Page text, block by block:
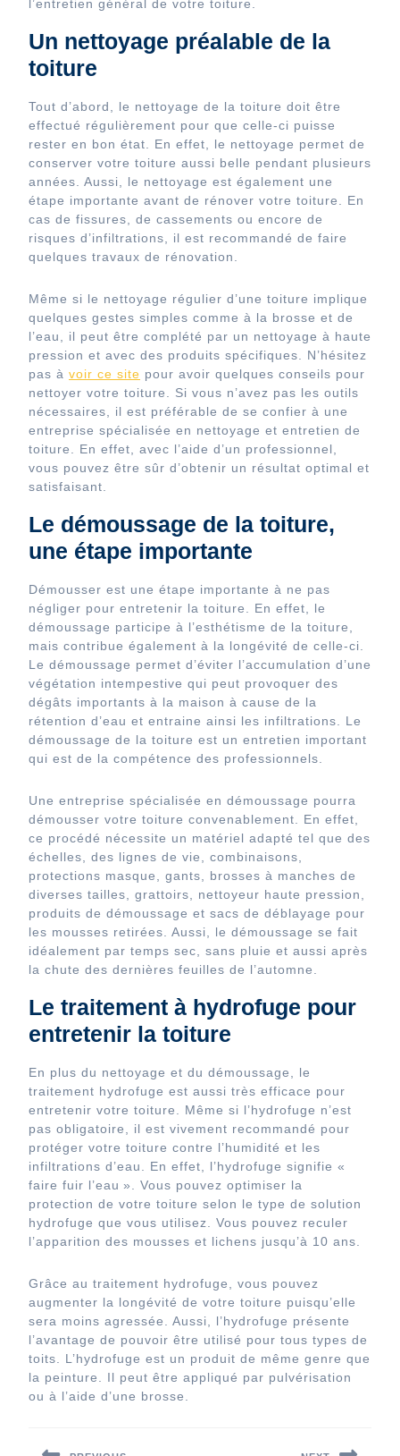
l’entretien général de votre toiture.
Un nettoyage préalable de la
toiture
Tout d’abord, le nettoyage de la toiture doit être
effectué régulièrement pour que celle-ci puisse
rester en bon état. En effet, le nettoyage permet de
conserver votre toiture aussi belle pendant plusieurs
années. Aussi, le nettoyage est également une
étape importante avant de rénover votre toiture. En
cas de fissures, de cassements ou encore de
risques d’infiltrations, il est recommandé de faire
quelques travaux de rénovation.
Même si le nettoyage régulier d’une toiture implique
quelques gestes simples comme à la brosse et de
l’eau, il peut être complété par un nettoyage à haute
pression et avec des produits spécifiques. N’hésitez
pas à voir ce site pour avoir quelques conseils pour
nettoyer votre toiture. Si vous n’avez pas les outils
nécessaires, il est préférable de se confier à une
entreprise spécialisée en nettoyage et entretien de
toiture. En effet, avec l’aide d’un professionnel,
vous pouvez être sûr d’obtenir un résultat optimal et
satisfaisant.
Le démoussage de la toiture,
une étape importante
Démousser est une étape importante à ne pas
négliger pour entretenir la toiture. En effet, le
démoussage participe à l’esthétisme de la toiture,
mais contribue également à la longévité de celle-ci.
Le démoussage permet d’éviter l’accumulation d’une
végétation intempestive qui peut provoquer des
dégâts importants à la maison à cause de la
rétention d’eau et entraine ainsi les infiltrations. Le
démoussage de la toiture est un entretien important
qui est de la compétence des professionnels.
Une entreprise spécialisée en démoussage pourra
démousser votre toiture convenablement. En effet,
ce procédé nécessite un matériel adapté tel que des
échelles, des lignes de vie, combinaisons,
protections masque, gants, brosses à manches de
diverses tailles, grattoirs, nettoyeur haute pression,
produits de démoussage et sacs de déblayage pour
les mousses retirées. Aussi, le démoussage se fait
idéalement par temps sec, sans pluie et aussi après
la chute des dernières feuilles de l’automne.
Le traitement à hydrofuge pour
entretenir la toiture
En plus du nettoyage et du démoussage, le
traitement hydrofuge est aussi très efficace pour
entretenir votre toiture. Même si l’hydrofuge n’est
pas obligatoire, il est vivement recommandé pour
protéger votre toiture contre l’humidité et les
infiltrations d’eau. En effet, l’hydrofuge signifie «
faire fuir l’eau ». Vous pouvez optimiser la
protection de votre toiture selon le type de solution
hydrofuge que vous utilisez. Vous pouvez reculer
l’apparition des mousses et lichens jusqu’à 10 ans.
Grâce au traitement hydrofuge, vous pouvez
augmenter la longévité de votre toiture puisqu’elle
sera moins agressée. Aussi, l’hydrofuge présente
l’avantage de pouvoir être utilisé pour tous types de
toits. L’hydrofuge est un produit de même genre que
la peinture. Il peut être appliqué par pulvérisation
ou à l’aide d’une brosse.